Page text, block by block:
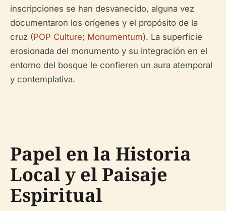
inscripciones se han desvanecido, alguna vez
documentaron los orígenes y el propósito de la
cruz (POP Culture; Monumentum). La superficie
erosionada del monumento y su integración en el
entorno del bosque le confieren un aura atemporal
y contemplativa.
Papel en la Historia
Local y el Paisaje
Espiritual